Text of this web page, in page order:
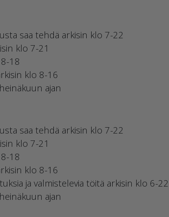
saa tehdä arkisin klo 7-22
klo 7-21
18
klo 8-16
ajan
saa tehdä arkisin klo 7-22
klo 7-21
18
klo 8-16
ja valmistelevia töitä arkisin klo 6-22
ajan